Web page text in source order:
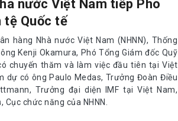
nước Việt Nam tiếp Phó
tệ Quốc tế
hàng Nhà nước Việt Nam (NHNN), Thống
Kenji Okamura, Phó Tổng Giám đốc Quỹ
chuyến thăm và làm việc đầu tiên tại Việt
dự có ông Paulo Medas, Trưởng Đoàn Điều
Trưởng đại diện IMF tại Việt Nam,
chức năng của NHNN.